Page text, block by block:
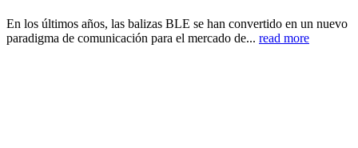
En los últimos años, las balizas BLE se han convertido en un nuevo
paradigma de comunicación para el mercado de... read more